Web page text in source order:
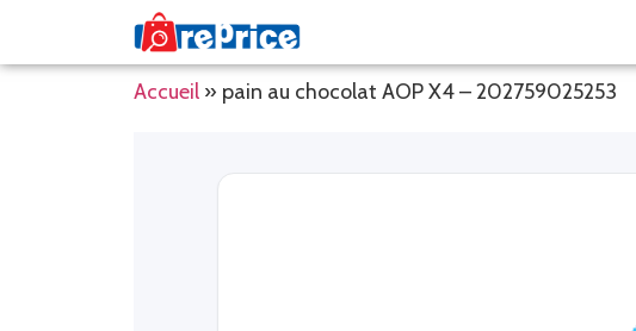
Accueil » pain au chocolat AOP X4 – 202759025253